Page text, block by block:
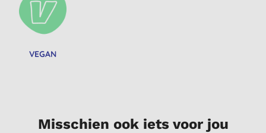
VEGAN
Misschien ook iets voor jou